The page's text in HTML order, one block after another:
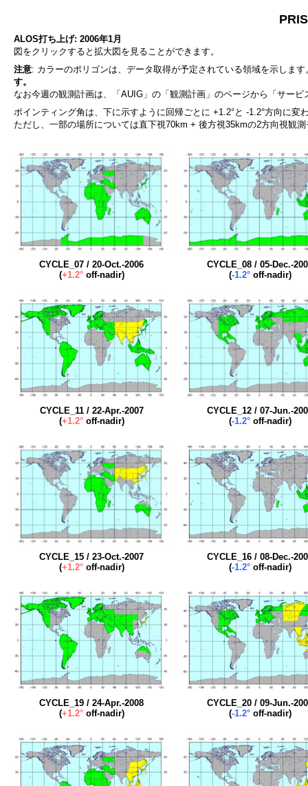
ALOS打ち上げ: 2006年1月
図をクリックすると拡大図を見ることができます。
注意: カラーのポリゴンは、データ取得が予定されている領域を示します
す。
なお今週の観測計画は、「AUIG」の「観測計画」のページから「サー
ポインティング角は、下に示すように回帰ごとに +1.2°と -1.2°方向に変
ただし、一部の場所については直下視70km + 後方視35kmの2方向視観
CYCLE_07 / 20-Oct.-2006
(+1.2° off-nadir)
CYCLE_08 / 05-Dec.-
(-1.2° off-nadir)
CYCLE_11 / 22-Apr.-2007
(+1.2° off-nadir)
CYCLE_12 / 07-Jun.-
(-1.2° off-nadir)
CYCLE_15 / 23-Oct.-2007
(+1.2° off-nadir)
CYCLE_16 / 08-Dec.-
(-1.2° off-nadir)
CYCLE_19 / 24-Apr.-2008
(+1.2° off-nadir)
CYCLE_20 / 09-Jun.-
(-1.2° off-nadir)